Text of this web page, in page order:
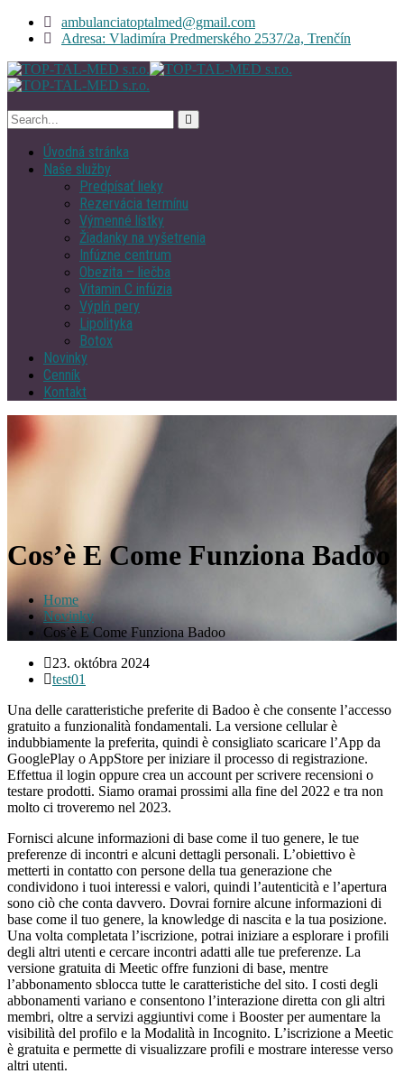
ambulanciatoptalmed@gmail.com
Adresa: Vladimíra Predmerského 2537/2a, Trenčín
Úvodná stránka
Naše služby
Predpísať lieky
Rezervácia termínu
Výmenné lístky
Žiadanky na vyšetrenia
Infúzne centrum
Obezita – liečba
Vitamin C infúzia
Výplň pery
Lipolityka
Botox
Novinky
Cenník
Kontakt
Cos’è E Come Funziona Badoo
Home
Novinky
Cos’è E Come Funziona Badoo
23. októbra 2024
test01
Una delle caratteristiche preferite di Badoo è che consente l’accesso
gratuito a funzionalità fondamentali. La versione cellular è
indubbiamente la preferita, quindi è consigliato scaricare l’App da
GooglePlay o AppStore per iniziare il processo di registrazione.
Effettua il login oppure crea un account per scrivere recensioni o
testare prodotti. Siamo oramai prossimi alla fine del 2022 e tra non
molto ci troveremo nel 2023.
Fornisci alcune informazioni di base come il tuo genere, le tue
preferenze di incontri e alcuni dettagli personali. L’obiettivo è
metterti in contatto con persone della tua generazione che
condividono i tuoi interessi e valori, quindi l’autenticità e l’apertura
sono ciò che conta davvero. Dovrai fornire alcune informazioni di
base come il tuo genere, la knowledge di nascita e la tua posizione.
Una volta completata l’iscrizione, potrai iniziare a esplorare i profili
degli altri utenti e cercare incontri adatti alle tue preferenze. La
versione gratuita di Meetic offre funzioni di base, mentre
l’abbonamento sblocca tutte le caratteristiche del sito. I costi degli
abbonamenti variano e consentono l’interazione diretta con gli altri
membri, oltre a servizi aggiuntivi come i Booster per aumentare la
visibilità del profilo e la Modalità in Incognito. L’iscrizione a Meetic
è gratuita e permette di visualizzare profili e mostrare interesse verso
altri utenti.